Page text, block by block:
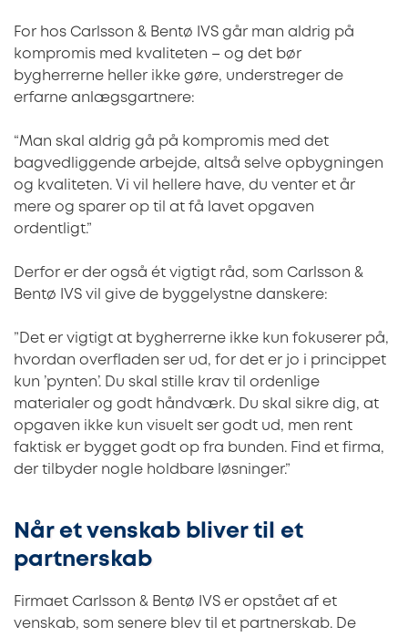
For hos Carlsson & Bentø IVS går man aldrig på
kompromis med kvaliteten – og det bør
bygherrerne heller ikke gøre, understreger de
erfarne anlægsgartnere:
“Man skal aldrig gå på kompromis med det
bagvedliggende arbejde, altså selve opbygningen
og kvaliteten. Vi vil hellere have, du venter et år
mere og sparer op til at få lavet opgaven
ordentligt.”
Derfor er der også ét vigtigt råd, som Carlsson &
Bentø IVS vil give de byggelystne danskere:
”Det er vigtigt at bygherrerne ikke kun fokuserer på,
hvordan overfladen ser ud, for det er jo i princippet
kun ’pynten’. Du skal stille krav til ordenlige
materialer og godt håndværk. Du skal sikre dig, at
opgaven ikke kun visuelt ser godt ud, men rent
faktisk er bygget godt op fra bunden. Find et firma,
der tilbyder nogle holdbare løsninger.”
Når et venskab bliver til et
partnerskab
Firmaet Carlsson & Bentø IVS er opstået af et
venskab, som senere blev til et partnerskab. De